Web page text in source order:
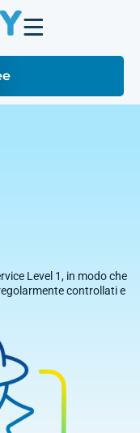
Level 1, in modo che
controllati e